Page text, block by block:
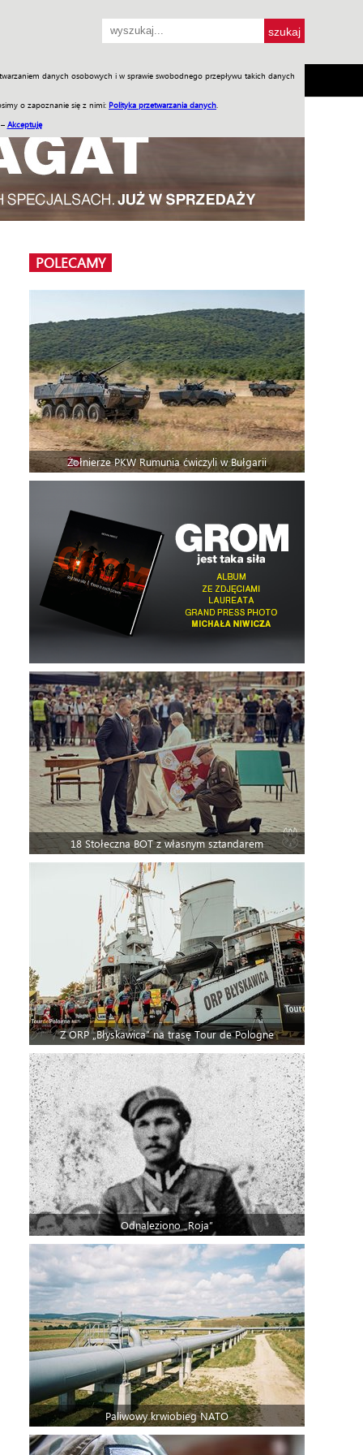
danych osobowych i w sprawie swobodnego przepływu takich danych
o zapoznanie się z nimi: Polityka przetwarzania danych
Akceptuję
SKLEP Jednodniówki Praca w WIW
POLECAMY
Żołnierze PKW Rumunia ćwiczyli w Bułgarii
18 Stołeczna BOT z własnym sztandarem
Z ORP „Błyskawica” na trasę Tour de Pologne
Odnaleziono „Roja”
Paliwowy krwiobieg NATO